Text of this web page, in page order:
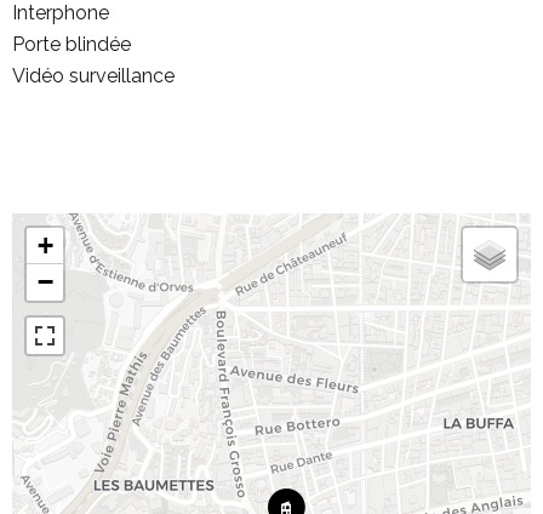
Interphone
Porte blindée
Vidéo surveillance
+
−